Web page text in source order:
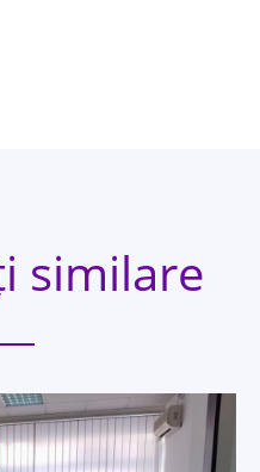
similare